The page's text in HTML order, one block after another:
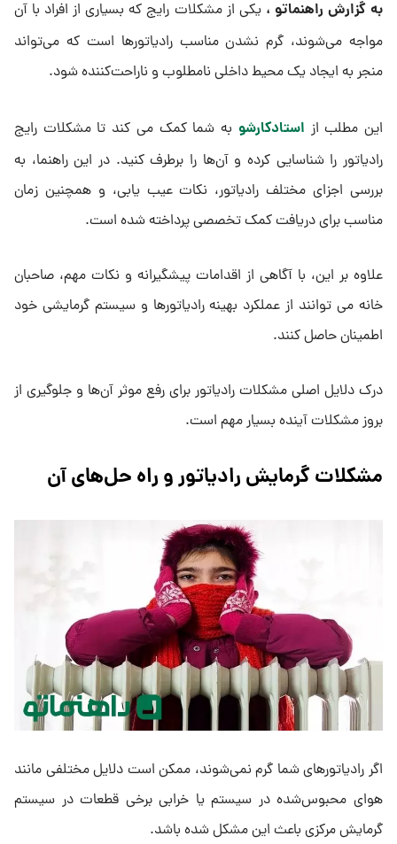
به گزارش راهنماتو ، یکی از مشکلات رایج که بسیاری از افراد با آن
مواجه می‌شوند، گرم نشدن مناسب رادیاتورها است که می‌تواند
منجر به ایجاد یک محیط داخلی نامطلوب و ناراحت‌کننده شود.
این مطلب از استادکارشو به شما کمک می‌ کند تا مشکلات رایج
رادیاتور را شناسایی کرده و آن‌ها را برطرف کنید. در این راهنما، به
بررسی اجزای مختلف رادیاتور، نکات عیب ‌یابی، و همچنین زمان
مناسب برای دریافت کمک تخصصی پرداخته شده است.
علاوه بر این، با آگاهی از اقدامات پیشگیرانه و نکات مهم، صاحبان
خانه می ‌توانند از عملکرد بهینه رادیاتورها و سیستم گرمایشی خود
اطمینان حاصل کنند.
درک دلایل اصلی مشکلات رادیاتور برای رفع موثر آن‌ها و جلوگیری از
بروز مشکلات آینده بسیار مهم است.
مشکلات گرمایش رادیاتور و راه‌ حل‌های آن
اگر رادیاتورهای شما گرم نمی‌شوند، ممکن است دلایل مختلفی مانند
هوای محبوس‌شده در سیستم یا خرابی برخی قطعات در سیستم
گرمایش مرکزی باعث این مشکل شده باشد.